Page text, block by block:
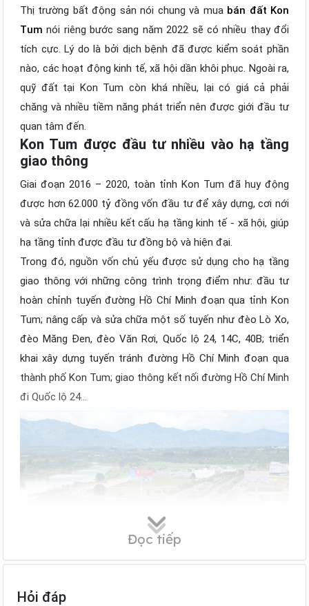
Thị trường bất động sản nói chung và mua bán đất Kon
Tum nói riêng bước sang năm 2022 sẽ có nhiều thay đổi
tích cực. Lý do là bởi dịch bệnh đã được kiểm soát phần
nào, các hoạt động kinh tế, xã hội dần khôi phục. Ngoài ra,
quỹ đất tại Kon Tum còn khá nhiều, lại có giá cả phải
chăng và nhiều tiềm năng phát triển nên được giới đầu tư
quan tâm đến.
Kon Tum được đầu tư nhiều vào hạ tầng
giao thông
Giai đoạn 2016 – 2020, toàn tỉnh Kon Tum đã huy động
được hơn 62.000 tỷ đồng vốn đầu tư để xây dựng, cơi nới
và sửa chữa lại nhiều kết cấu hạ tầng kinh tế - xã hội, giúp
hạ tầng tỉnh được đầu tư đồng bộ và hiện đại.
Trong đó, nguồn vốn chủ yếu được sử dụng cho hạ tầng
giao thông với những công trình trọng điểm như: đầu tư
hoàn chỉnh tuyến đường Hồ Chí Minh đoạn qua tỉnh Kon
Tum; nâng cấp và sửa chữa một số tuyến như đèo Lò Xo,
đèo Măng Đen, đèo Văn Rơi, Quốc lộ 24, 14C, 40B; triển
khai xây dựng tuyến tránh đường Hồ Chí Minh đoạn qua
thành phố Kon Tum; giao thông kết nối đường Hồ Chí Minh
đi Quốc lộ 24…
Đọc tiếp
Hỏi đáp